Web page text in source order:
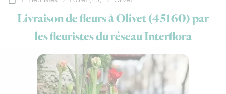
Accueil
Livraison de fleurs à Olivet (45160) par
les fleuristes du réseau Interflora